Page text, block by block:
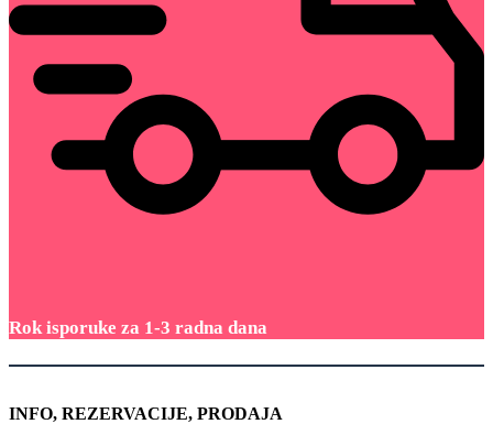
Rok isporuke za 1-3 radna dana
INFO, REZERVACIJE, PRODAJA